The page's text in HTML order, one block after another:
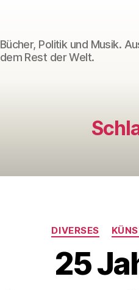
Bücher, Politik und Musik.
dem Rest der Welt.
DIVERSES
25